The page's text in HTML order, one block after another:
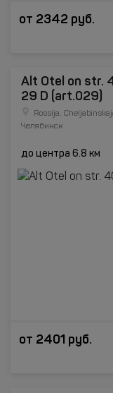
от 2342 руб.
Alt Otel on str.
29 D (art.029)
Rossija,
Челябинск
до центра 6.8 км
от 2401 руб.